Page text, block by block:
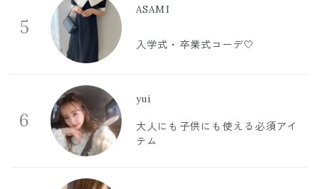
5
ASAMI
入学式・卒業式コーデ🤍
6
yui
大人にも子供にも使える必須アイ
テム